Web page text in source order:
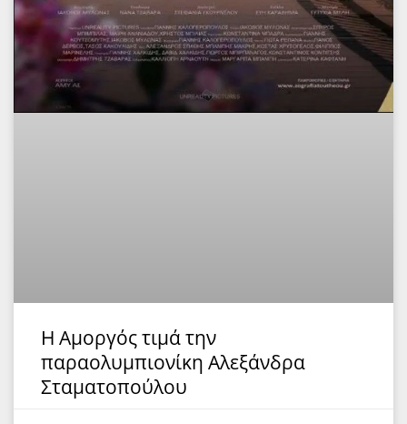
Η Αμοργός τιμά την
παραολυμπιονίκη Αλεξάνδρα
Σταματοπούλου